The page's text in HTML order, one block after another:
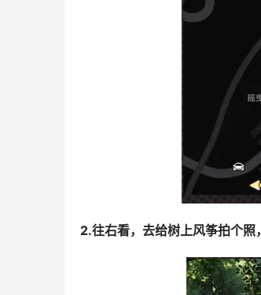
2.往右看，去给树上风筝拍个照，